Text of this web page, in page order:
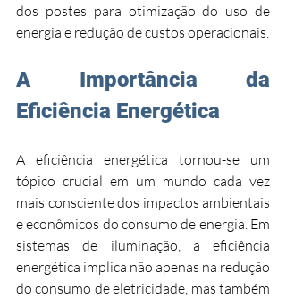
dos postes para otimização do uso de
energia e redução de custos operacionais.
A Importância da
Eficiência Energética
A eficiência energética tornou-se um
tópico crucial em um mundo cada vez
mais consciente dos impactos ambientais
e econômicos do consumo de energia. Em
sistemas de iluminação, a eficiência
energética implica não apenas na redução
do consumo de eletricidade, mas também